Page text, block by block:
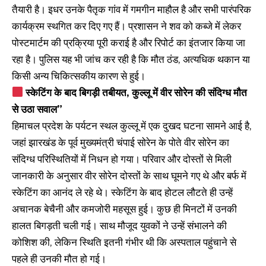
तैयारी है। इधर उनके पैतृक गांव में गमगीन माहौल है और सभी पारंपरिक
कार्यक्रम स्थगित कर दिए गए हैं। प्रशासन ने शव को कब्जे में लेकर
पोस्टमार्टम की प्रक्रिया पूरी कराई है और रिपोर्ट का इंतजार किया जा
रहा है। पुलिस यह भी जांच कर रही है कि मौत ठंड, अत्यधिक थकान या
किसी अन्य चिकित्सकीय कारण से हुई।
स्केटिंग के बाद बिगड़ी तबीयत, कुल्लू में वीर सोरेन की संदिग्ध मौत
से उठा सवाल”
हिमाचल प्रदेश के पर्यटन स्थल कुल्लू में एक दुखद घटना सामने आई है,
जहां झारखंड के पूर्व मुख्यमंत्री चंपाई सोरेन के पोते वीर सोरेन का
संदिग्ध परिस्थितियों में निधन हो गया। परिवार और दोस्तों से मिली
जानकारी के अनुसार वीर सोरेन दोस्तों के साथ घूमने गए थे और बर्फ में
स्केटिंग का आनंद ले रहे थे। स्केटिंग के बाद होटल लौटते ही उन्हें
अचानक बेचैनी और कमजोरी महसूस हुई। कुछ ही मिनटों में उनकी
हालत बिगड़ती चली गई। साथ मौजूद युवकों ने उन्हें संभालने की
कोशिश की, लेकिन स्थिति इतनी गंभीर थी कि अस्पताल पहुंचाने से
पहले ही उनकी मौत हो गई।